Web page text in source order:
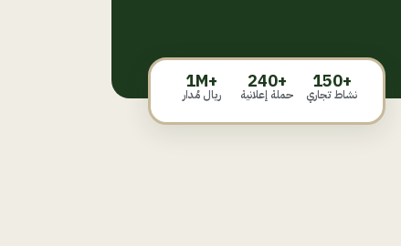
+150
نشاط تجاري
+240
حملة إعلانية
+1M
ريال مُدار